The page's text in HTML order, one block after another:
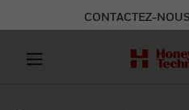
CONTACTEZ-NOUS